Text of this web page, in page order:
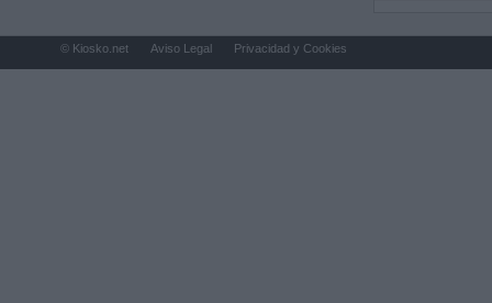
© Kiosko.net Aviso Legal Privacidad y Cookies